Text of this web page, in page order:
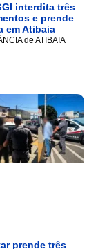
interdita três
e prende
em Atibaia
de ATIBAIA
prende três